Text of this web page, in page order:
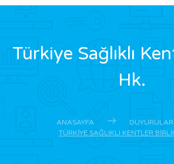
Türkiye Sağlıklı
Hk.
ANASAYFA
DUYURULAR
TÜRKIYE SAĞLIKLI KENTLER